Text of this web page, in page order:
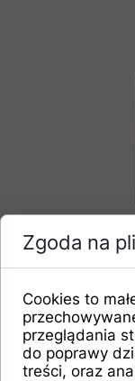
Zgoda na
Cookies to
przeglądania
do poprawy
treści, oraz